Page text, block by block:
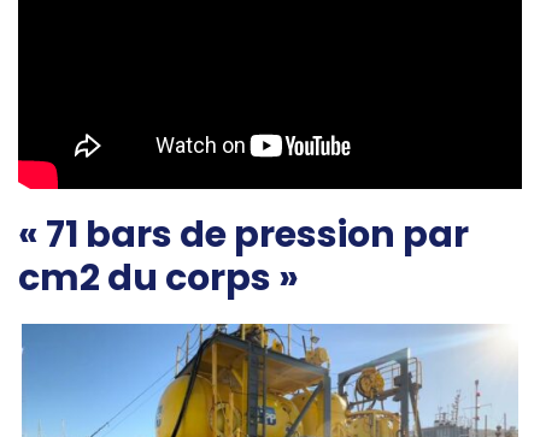
« 71 bars de pression par
cm2 du corps »